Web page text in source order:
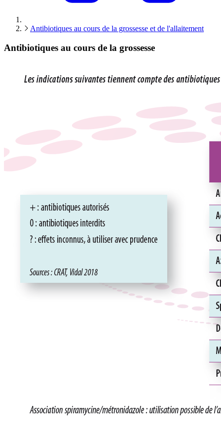
Antibiotiques au cours de la grossesse et de l'allaitement
Antibiotiques au cours de la grossesse